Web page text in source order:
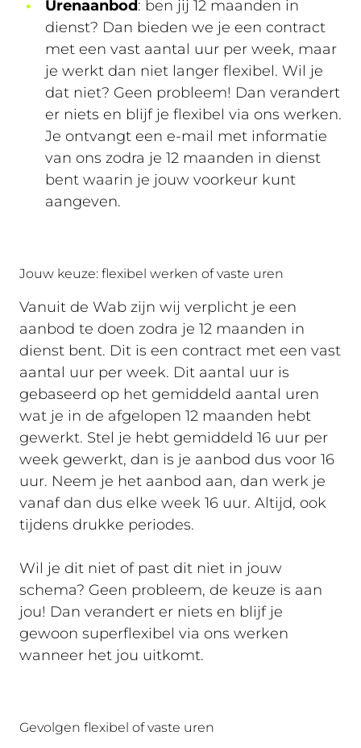
Urenaanbod: ben jij 12 maanden in
dienst? Dan bieden we je een contract
met een vast aantal uur per week, maar
je werkt dan niet langer flexibel. Wil je
dat niet? Geen probleem! Dan verandert
er niets en blijf je flexibel via ons werken.
Je ontvangt een e-mail met informatie
van ons zodra je 12 maanden in dienst
bent waarin je jouw voorkeur kunt
aangeven.
Jouw keuze: flexibel werken of vaste uren
Vanuit de Wab zijn wij verplicht je een
aanbod te doen zodra je 12 maanden in
dienst bent. Dit is een contract met een vast
aantal uur per week. Dit aantal uur is
gebaseerd op het gemiddeld aantal uren
wat je in de afgelopen 12 maanden hebt
gewerkt. Stel je hebt gemiddeld 16 uur per
week gewerkt, dan is je aanbod dus voor 16
uur. Neem je het aanbod aan, dan werk je
vanaf dan dus elke week 16 uur. Altijd, ook
tijdens drukke periodes.
Wil je dit niet of past dit niet in jouw
schema? Geen probleem, de keuze is aan
jou! Dan verandert er niets en blijf je
gewoon superflexibel via ons werken
wanneer het jou uitkomt.
Gevolgen flexibel of vaste uren